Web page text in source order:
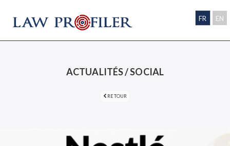
FR EN
ACTUALITÉS / SOCIAL
RETOUR